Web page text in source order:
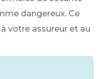
dangereux. Ce
votre assureur et au